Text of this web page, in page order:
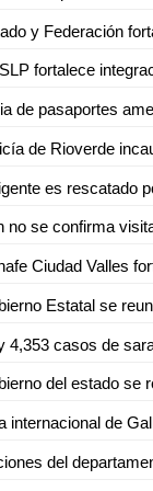
del estado se
del